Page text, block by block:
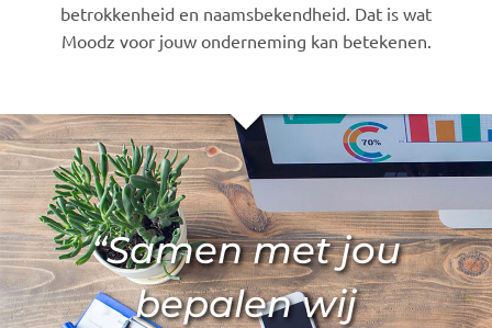
betrokkenheid en naamsbekendheid. Dat is wat
Moodz voor jouw onderneming kan betekenen.
“Samen met jou
bepalen wij